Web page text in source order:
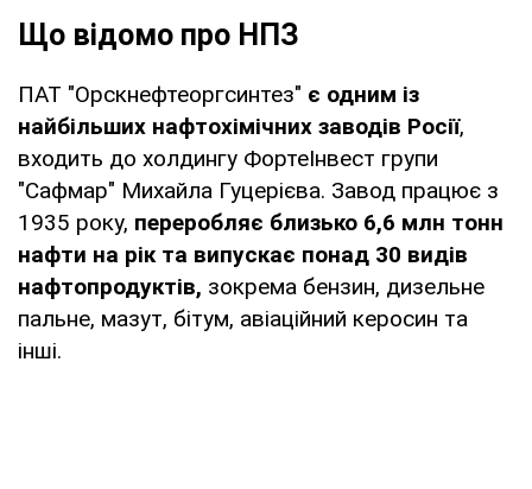
Що відомо про НПЗ
ПАТ "Орскнефтеоргсинтез" є одним із
найбільших нафтохімічних заводів Росії,
входить до холдингу ФортеІнвест групи
"Сафмар" Михайла Гуцерієва. Завод працює з
1935 року, переробляє близько 6,6 млн тонн
нафти на рік та випускає понад 30 видів
нафтопродуктів, зокрема бензин, дизельне
пальне, мазут, бітум, авіаційний керосин та
інші.